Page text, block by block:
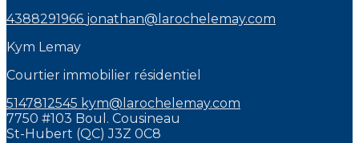
4388291966 jonathan@larochelemay.com
Kym Lemay
Courtier immobilier résidentiel
5147812545 kym@larochelemay.com
7750 #103 Boul. Cousineau
St-Hubert (QC) J3Z 0C8